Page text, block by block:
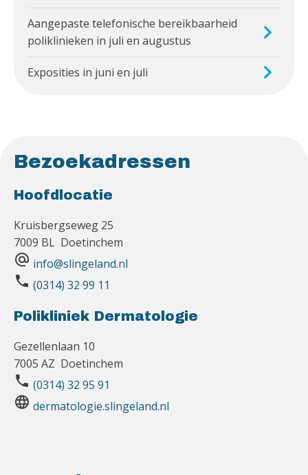
Aangepaste telefonische bereikbaarheid
poliklinieken in juli en augustus
Exposities in juni en juli
Bezoekadressen
Hoofdlocatie
Kruisbergseweg 25
7009 BL Doetinchem
alternate_email info@slingeland.nl
phone (0314) 32 99 11
Polikliniek Dermatologie
Gezellenlaan 10
7005 AZ Doetinchem
phone (0314) 32 95 91
language dermatologie.slingeland.nl